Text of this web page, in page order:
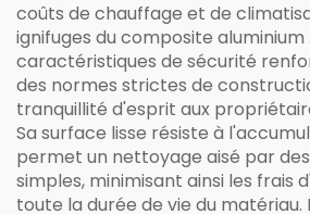
coûts de chauffage et de
ignifuges du composite
caractéristiques de sécurité
des normes strictes de
tranquillité d'esprit aux
Sa surface lisse résiste à
permet un nettoyage aisé par
simples, minimisant ainsi les frais
toute la durée de vie du